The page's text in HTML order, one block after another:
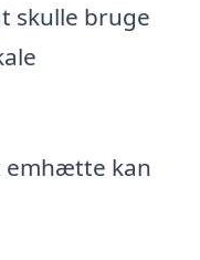
skulle bruge
emhætte kan